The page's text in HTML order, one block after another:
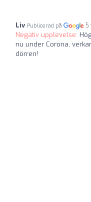
Liv Publicerad på 5
Negativ upplevelse:
nu under Corona,
dörren!